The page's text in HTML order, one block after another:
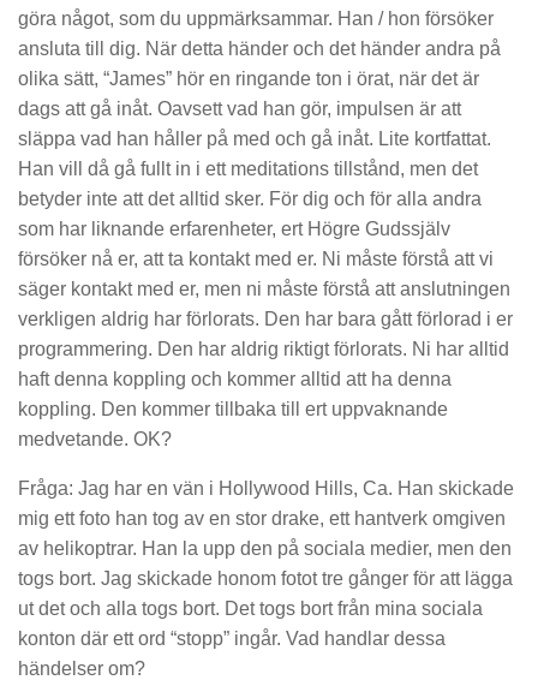
göra något, som du uppmärksammar. Han / hon försöker
ansluta till dig. När detta händer och det händer andra på
olika sätt, “James” hör en ringande ton i örat, när det är
dags att gå inåt. Oavsett vad han gör, impulsen är att
släppa vad han håller på med och gå inåt. Lite kortfattat.
Han vill då gå fullt in i ett meditations tillstånd, men det
betyder inte att det alltid sker. För dig och för alla andra
som har liknande erfarenheter, ert Högre Gudssjälv
försöker nå er, att ta kontakt med er. Ni måste förstå att vi
säger kontakt med er, men ni måste förstå att anslutningen
verkligen aldrig har förlorats. Den har bara gått förlorad i er
programmering. Den har aldrig riktigt förlorats. Ni har alltid
haft denna koppling och kommer alltid att ha denna
koppling. Den kommer tillbaka till ert uppvaknande
medvetande. OK?
Fråga: Jag har en vän i Hollywood Hills, Ca. Han skickade
mig ett foto han tog av en stor drake, ett hantverk omgiven
av helikoptrar. Han la upp den på sociala medier, men den
togs bort. Jag skickade honom fotot tre gånger för att lägga
ut det och alla togs bort. Det togs bort från mina sociala
konton där ett ord “stopp” ingår. Vad handlar dessa
händelser om?